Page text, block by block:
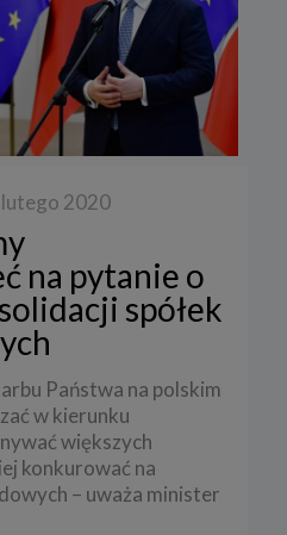
2020
na pytanie o
spółek
Państwa na polskim
w kierunku
większych
konkurować na
– uważa minister